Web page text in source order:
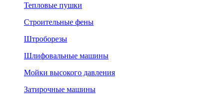
Тепловые пушки
Строительные фены
Штроборезы
Шлифовальные машины
Мойки высокого давления
Затирочные машины